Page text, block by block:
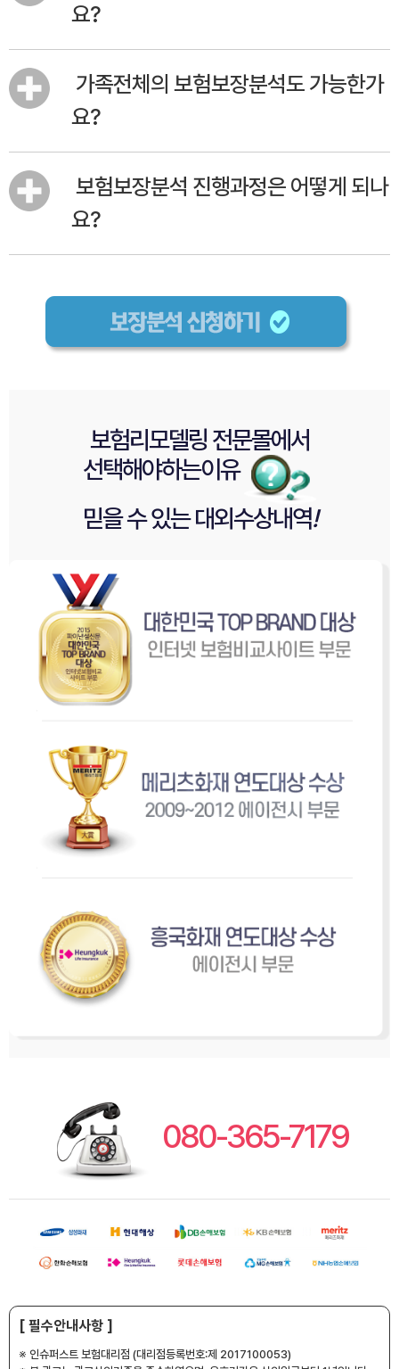
요?
가족전체의 보험보장분석도 가능한가
요?
보험보장분석 진행과정은 어떻게 되나
요?
보험리모델링 전문몰에서
선택해야하는이유
믿을 수 있는대외수상내역!
080-365-7179
[ 필수안내사항 ]
※ 인슈퍼스트 보험대리점 (대리점등록번호:제 2017100053)